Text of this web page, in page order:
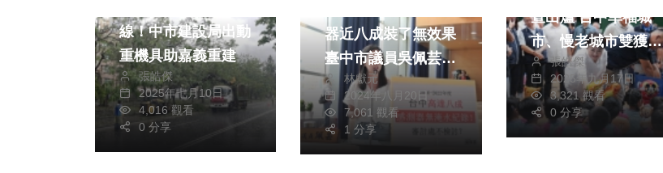
線！中市建設局出動
重機具助嘉義重建
張皓傑
2025年七月10日
4,016 觀看
0 分享
器近八成裝了無效果
臺中市議員吳佩芸質
疑審計處放水
林獻元
2024年八月20日
7,061 觀看
1 分享
查出爐 台中幸福城
市、慢老城市雙獲佳
績 張皓傑
2025年九月17日
3,321 觀看
0 分享
熱門 兩岸
文教